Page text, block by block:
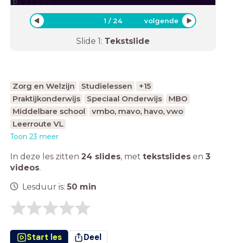
1 /24 volgende
Slide 1: Tekstslide
Zorg en Welzijn Studielessen
+15
Praktijkonderwijs
Speciaal Onderwijs
MBO
Middelbare school
vmbo, mavo, havo, vwo
Leerroute VL
Toon 23 meer
In deze les zitten 24 slides, met tekstslides en 3
videos.
Lesduur is: 50 min
Start les Deel